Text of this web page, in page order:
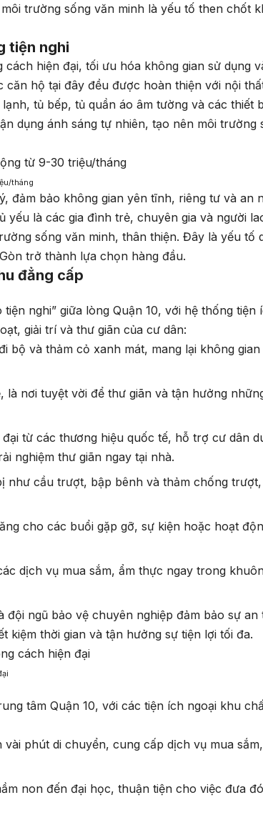
trường sống văn minh là yếu tố then chốt
tiện nghi
hiện đại, tối ưu hóa không gian sử dụng
căn hộ tại đây đều được hoàn thiện với nội
tủ bếp, tủ quần áo âm tường và các thiết
dụng ánh sáng tự nhiên, tạo nên môi trường
tháng
đảm bảo không gian yên tĩnh, riêng tư và an
yếu là các gia đình trẻ, chuyên gia và người
sống văn minh, thân thiện. Đây là yếu tố
trở thành lựa chọn hàng đầu.
đẳng cấp
nghi” giữa lòng Quận 10, với hệ thống tiện
giải trí và thư giãn của cư dân:
bộ và thảm cỏ xanh mát, mang lại không
là nơi tuyệt vời để thư giãn và tận hưởng
từ các thương hiệu quốc tế, hỗ trợ cư dân
nghiệm thư giãn ngay tại nhà.
như cầu trượt, bập bênh và thảm chống
cho các buổi gặp gỡ, sự kiện hoặc hoạt
dịch vụ mua sắm, ẩm thực ngay trong
ngũ bảo vệ chuyên nghiệp đảm bảo sự an
kiệm thời gian và tận hưởng sự tiện lợi tối đa.
tâm Quận 10, với các tiện ích ngoại khu
vài phút di chuyển, cung cấp dịch vụ mua
non đến đại học, thuận tiện cho việc đưa